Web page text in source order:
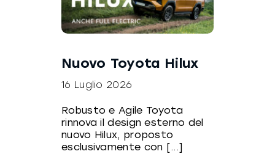
Nuovo Toyota Hilux
16 Luglio 2026
Robusto e Agile Toyota
rinnova il design esterno del
nuovo Hilux, proposto
esclusivamente con [...]